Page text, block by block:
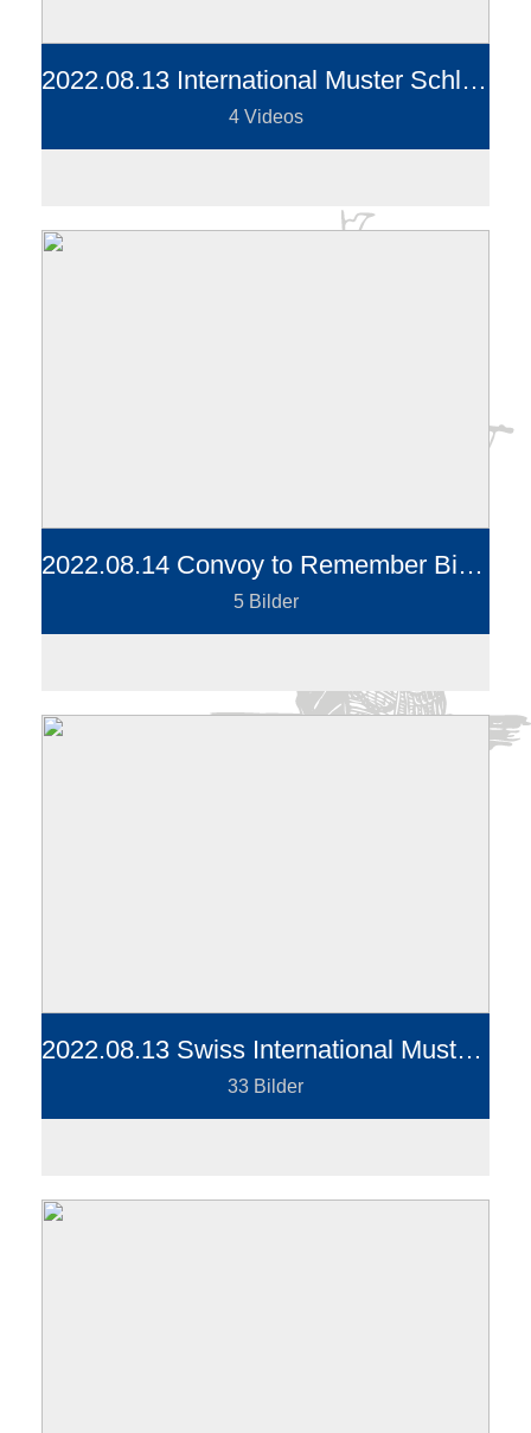
2022.08.13 International Muster Schloss Lenzburg
4 Videos
2022.08.14 Convoy to Remember Birmenstorf
5 Bilder
2022.08.13 Swiss International Muster Schloss Lenzburg
33 Bilder